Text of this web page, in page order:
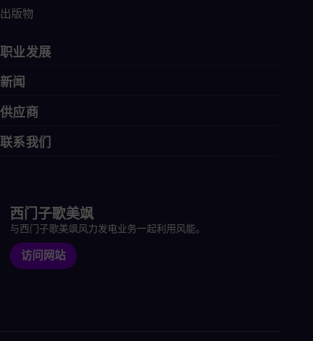
出版物
职业发展
新闻
供应商
联系我们
西门子歌美飒
与西门子歌美飒风力发电业务一起利用风能。
访问网站